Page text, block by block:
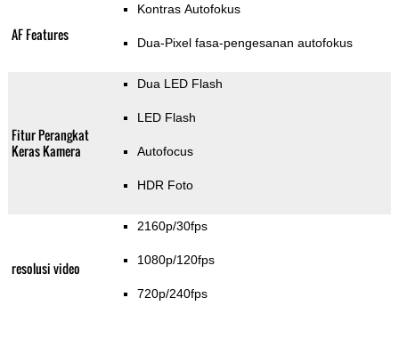
AF Features
Kontras Autofokus
Dua-Pixel fasa-pengesanan autofokus
Fitur Perangkat
Keras Kamera
Dua LED Flash
LED Flash
Autofocus
HDR Foto
resolusi video
2160p/30fps
1080p/120fps
720p/240fps